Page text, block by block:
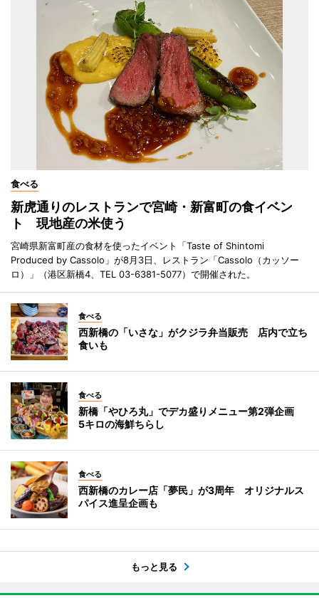
食べる
新虎通りのレストランで宮崎・新富町の食イベン
ト 現地産の米使う
宮崎県新富町産の食材を使ったイベント「Taste of Shintomi
Produced by Cassolo」が8月3日、レストラン「Cassolo（カッソー
ロ）」（港区新橋4、TEL 03-6381-5077）で開催された。
食べる
西新橋の「いさな」がクジラ弁当販売 店内で立ち
食いも
食べる
新橋「やひろ丸」でデカ盛りメニュー第2弾企画
5キロの海鮮ちらし
食べる
西新橋のカレー店「夢民」が3周年 オリジナルス
パイス進呈企画も
もっと見る